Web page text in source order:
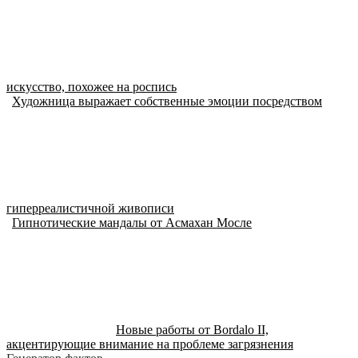
искусство, похожее на роспись
Художница выражает собственные эмоции посредством
гиперреалистичной живописи
Гипнотические мандалы от Асмахан Мосле
Новые работы от Bordalo II,
акцентирующие внимание на проблеме загрязнения